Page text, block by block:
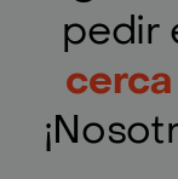
pedir